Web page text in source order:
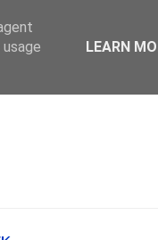
LEARN